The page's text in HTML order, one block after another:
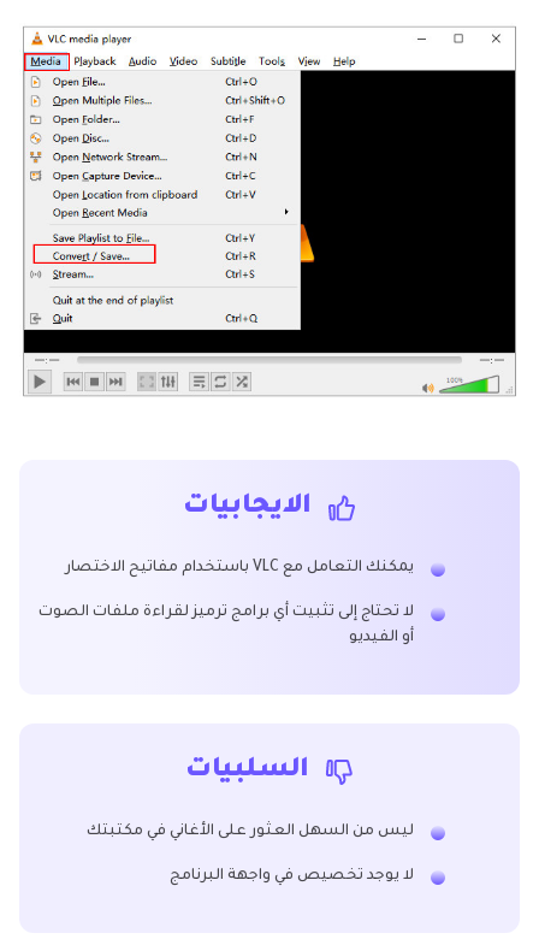
الايجابيات
يمكنك التعامل مع VLC باستخدام مفاتيح الاختصار
لا تحتاج إلى تثبيت أي برامج ترميز لقراءة ملفات الصوت
أو الفيديو
السلبيات
ليس من السهل العثور على الأغاني في مكتبتك
لا يوجد تخصيص في واجهة البرنامج